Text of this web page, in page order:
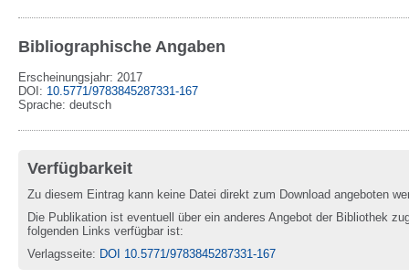
Bibliographische Angaben
Erscheinungsjahr: 2017
DOI : 10.5771/9783845287331-167
Sprache: deutsch
Verfügbarkeit
Zu diesem Eintrag kann keine Datei direkt zum Download angeboten
Die Publikation ist eventuell über ein anderes Angebot der Bibliothek
folgenden Links verfügbar ist:
Verlagsseite: DOI 10.5771/9783845287331-167